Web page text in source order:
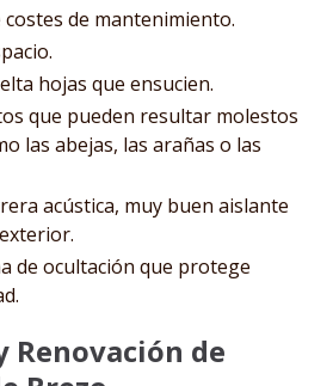
de mantenimiento.
hojas que ensucien.
que pueden resultar molestos
las abejas, las arañas o las
acústica, muy buen aislante
de ocultación que protege
Renovación de